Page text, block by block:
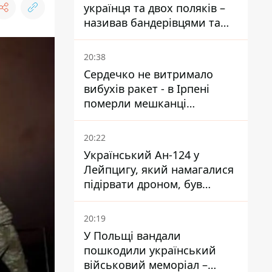
українця та двох поляків –
називав бандерівцями та
поводився агресивно
20:38
Сердечко не витримало
вибухів ракет - в Ірпені
померли мешканці
притулку для собак з
інвалідністю
20:22
Український Ан-124 у
Лейпцигу, який намагалися
підірвати дроном, був
завантажений
боєприпасами
20:19
У Польщі вандали
пошкодили український
військовий меморіал –